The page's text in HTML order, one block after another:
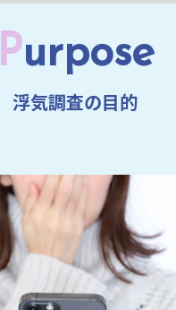
Purpose
浮気調査の目的